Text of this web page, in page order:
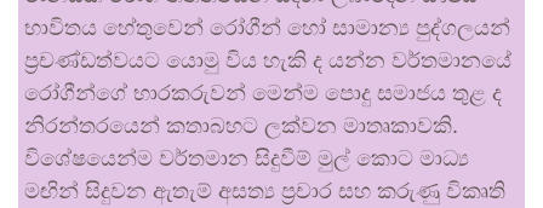
භාවිතය හේතුවෙන් රෝගීන් හෝ සාමාන්‍ය පුද්ගලයන්
ප්‍රචණ්ඩත්වයට යොමු විය හැකි ද යන්න වර්තමානයේ
රෝගීන්ගේ භාරකරුවන් මෙන්ම පොදු සමාජය තුළ ද
නිරන්තරයෙන් කතාබහට ලක්වන මාතෘකාවකි.
විශේෂයෙන්ම වර්තමාන සිදුවීම් මුල් කොට මාධ්‍ය
මඟින් සිදුවන ඇතැම් අසත්‍ය ප්‍රචාර සහ කරුණු විකෘති